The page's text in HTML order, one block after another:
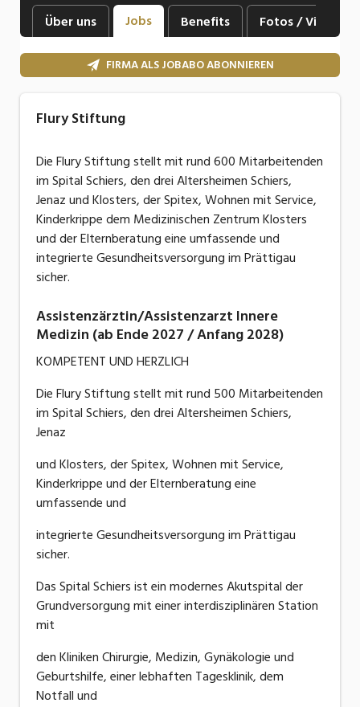
Industrie, Maschinenbau, Anlagenbau,
Produktion
Informatik, Telekommunikation
Körperpflege, Wellness
Marketing, Kommunikation, Medien, Druck
Mechanik, Elektronik, Optik, Textil (Fertigung)
Medizin, Gesundheitswesen, Pflege
Sicherheit, Rettung, Polizei, Zoll
Aussendienst
Über uns Jobs Benefits Fotos / Videos
FIRMA ALS JOBABO ABONNIEREN
Flury Stiftung
Die Flury Stiftung stellt mit rund 600 Mitarbeitenden
im Spital Schiers, den drei Altersheimen Schiers,
Jenaz und Klosters, der Spitex, Wohnen mit Service,
Kinderkrippe dem Medizinischen Zentrum Klosters
und der Elternberatung eine umfassende und
integrierte Gesundheitsversorgung im Prättigau
sicher.
Assistenzärztin/Assistenzarzt Innere
Medizin (ab Ende 2027 / Anfang 2028)
KOMPETENT UND HERZLICH
Die Flury Stiftung stellt mit rund 500 Mitarbeitenden
im Spital Schiers, den drei Altersheimen Schiers,
Jenaz
und Klosters, der Spitex, Wohnen mit Service,
Kinderkrippe und der Elternberatung eine
umfassende und
integrierte Gesundheitsversorgung im Prättigau
sicher.
Das Spital Schiers ist ein modernes Akutspital der
Grundversorgung mit einer interdisziplinären Station
mit
den Kliniken Chirurgie, Medizin, Gynäkologie und
Geburtshilfe, einer lebhaften Tagesklinik, dem
Notfall und